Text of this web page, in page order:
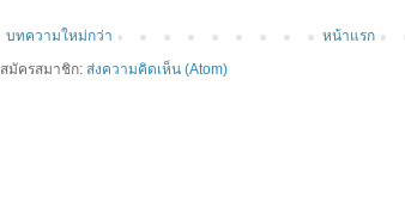
บทความใหม่กว่า
หน้าแรก
สมัครสมาชิก: ส่งความคิดเห็น (Atom)